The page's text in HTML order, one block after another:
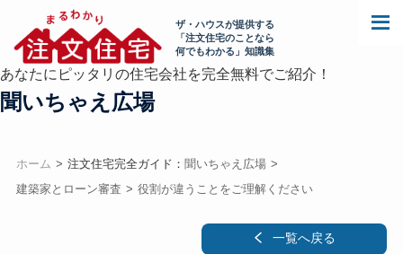
ザ・ハウスが提供する
「注文住宅のことなら
何でもわかる」知識集
あなたにピッタリの住宅会社を完全無料でご紹介！
聞いちゃえ広場
ホーム 注文住宅完全ガイド： 聞いちゃえ広場
建築家とローン審査
役割が違うことをご理解ください
一覧へ戻る